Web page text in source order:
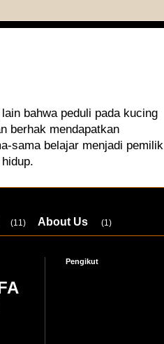
bahwa peduli pada kucing
berhak mendapatkan
sama belajar menjadi pemilik
(11) About Us (1)
Pengikut